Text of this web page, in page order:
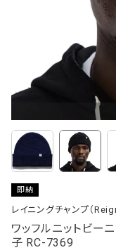
即納
レイニングチャンプ（
ワッフルニットビー
子 RC-7369